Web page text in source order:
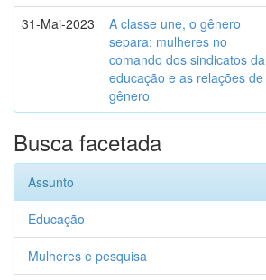
31-Mai-2023
A classe une, o gênero
separa: mulheres no
comando dos sindicatos da
educação e as relações de
gênero
Busca facetada
Assunto
Educação
Mulheres e pesquisa